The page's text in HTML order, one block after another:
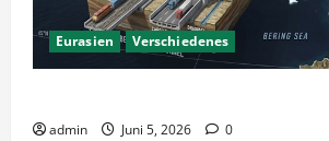
Eurasien Verschiedenes
admin Juni 5, 2026 0